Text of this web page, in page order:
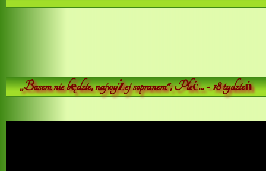
,,Basem nie będzie, najwyżej sopranem", Płeć... - 18 tydzień